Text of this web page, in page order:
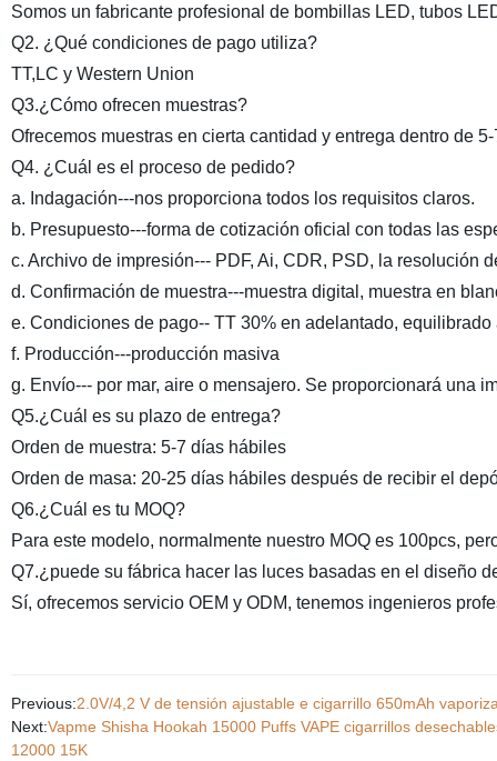
Somos un fabricante profesional de bombillas LED, tubos
Q2. ¿Qué condiciones de pago utiliza?
TT,LC y Western Union
Q3.¿Cómo ofrecen muestras?
Ofrecemos muestras en cierta cantidad y entrega dentro de
Q4. ¿Cuál es el proceso de pedido?
a. Indagación---nos proporciona todos los requisitos claros.
b. Presupuesto---forma de cotización oficial con todas las
c. Archivo de impresión--- PDF, Ai, CDR, PSD, la resolución
d. Confirmación de muestra---muestra digital, muestra en
e. Condiciones de pago-- TT 30% en adelantado, equilibrado
f. Producción---producción masiva
g. Envío--- por mar, aire o mensajero. Se proporcionará una
Q5.¿Cuál es su plazo de entrega?
Orden de muestra: 5-7 días hábiles
Orden de masa: 20-25 días hábiles después de recibir el
Q6.¿Cuál es tu MOQ?
Para este modelo, normalmente nuestro MOQ es 100pcs,
Q7.¿puede su fábrica hacer las luces basadas en el diseño
Sí, ofrecemos servicio OEM y ODM, tenemos ingenieros
Previous:2.0V/4,2 V de tensión ajustable e cigarrillo 650mAh
Next:Vapme Shisha Hookah 15000 Puffs VAPE cigarrillos
12000 15K